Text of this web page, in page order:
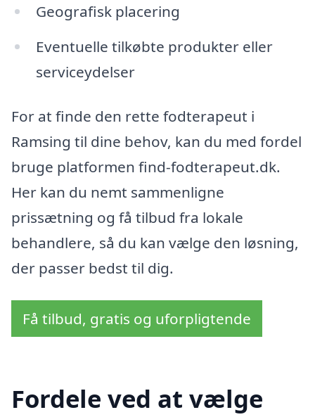
Geografisk placering
Eventuelle tilkøbte produkter eller
serviceydelser
For at finde den rette fodterapeut i
Ramsing til dine behov, kan du med fordel
bruge platformen find-fodterapeut.dk.
Her kan du nemt sammenligne
prissætning og få tilbud fra lokale
behandlere, så du kan vælge den løsning,
der passer bedst til dig.
Få tilbud, gratis og uforpligtende
Fordele ved at vælge